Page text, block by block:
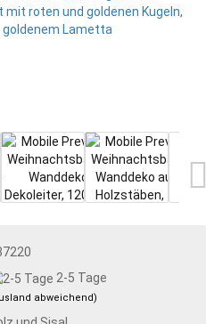
2-5 Tage
abweichend)